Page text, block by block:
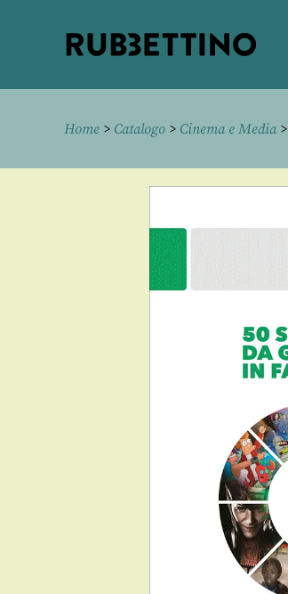
Home > Catalogo > Cinema e Media>